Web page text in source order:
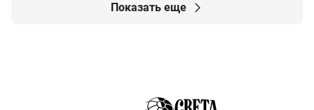
Показать еще